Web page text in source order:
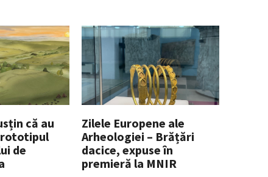
că au
de
Zilele Europene ale
Arheologiei – Brățări
dacice, expuse în
premieră la MNIR